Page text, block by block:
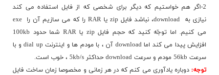
2-اگر هم خواستیم که دیگر برای شخصی که از فایل استفاده می کند
نیازی به download، نباشد فایل zip یا RAR را که می سازیم آن را exe
می کنیم. اما توجّهکنید
که حجم فایل zip یا RAR شما حدود 100kb
افزایش پیدا می کند اما download آن ، با مودم ها و اینترنت dial up و با
سرعت 56kb مودم و سرعت download حداکثر 5kb/s ، خوب است.
توجه: دوباره یادآوری می کنم که در هر زمانی و مخصوصا زمان ساخت فایل